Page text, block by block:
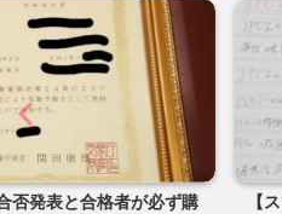
必ず購
【スマ単：気象予報